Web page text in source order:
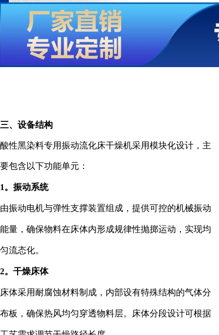
三、设备结构
酸性黑染料专用振动流化床干燥机采用模块化设计，主
要包含以下功能单元：
1。振动系统
由振动电机与弹性支撑装置组成，提供可控的机械振动
能量，确保物料在床体内形成规律性抛掷运动，实现均
匀流态化。
2。干燥床体
床体采用耐腐蚀材料制成，内部设有特殊结构的气体分
布板，确保热风均匀穿透物料层。床体分段设计可根据